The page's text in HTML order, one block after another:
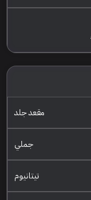
مقعد جلد
جملي
تيتانيوم